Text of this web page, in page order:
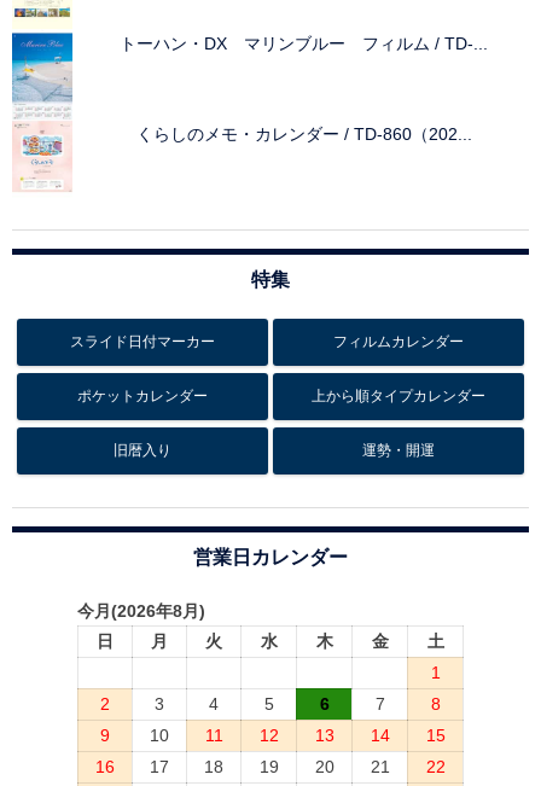
トーハン・DX マリンブルー フィルム / TD-...
くらしのメモ・カレンダー / TD-860（202...
特集
スライド日付マーカー フィルムカレンダー
ポケットカレンダー 上から順タイプカレンダー
旧暦入り 運勢・開運
営業日カレンダー
今月(2026年8月)
日
月 火 水 木 金
土
1
2
3 4 5 6 7
8
9
10 11 12 13 14
15
16
17 18 19 20 21
22